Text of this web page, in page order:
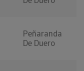
Peñaranda
De Duero